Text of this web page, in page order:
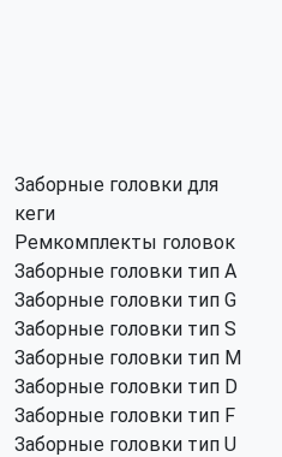
Заборные головки для
кеги
Ремкомплекты головок
Заборные головки тип А
Заборные головки тип G
Заборные головки тип S
Заборные головки тип M
Заборные головки тип D
Заборные головки тип F
Заборные головки тип U